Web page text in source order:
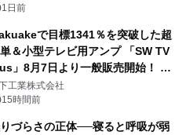
1日前
で目標1341％を突破した超
＆小型テレビ用アンプ 「SW TV
」8月7日より一般販売開始！ ケ
ル1本つなぐだけ、テレビの音が
と豊かに
工業株式会社
15時間前
づらさの正体──寝ると呼吸が弱